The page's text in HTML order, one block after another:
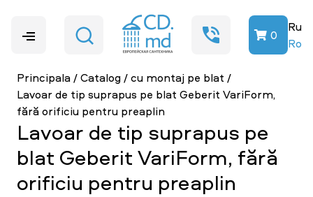
0
Ru
Ro
Principala/Catalog/cu montaj pe blat /
Lavoar de tip suprapus pe blat Geberit VariForm,
fără orificiu pentru preaplin
Lavoar de tip suprapus pe
blat Geberit VariForm, fără
orificiu pentru preaplin